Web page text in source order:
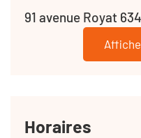
91 avenue Royat
Horaires